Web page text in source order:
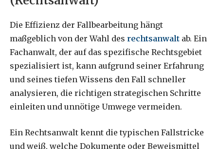
Die Effizienz der Fallbearbeitung hängt
maßgeblich von der Wahl des rechtsanwalt ab. Ein
Fachanwalt, der auf das spezifische Rechtsgebiet
spezialisiert ist, kann aufgrund seiner Erfahrung
und seines tiefen Wissens den Fall schneller
analysieren, die richtigen strategischen Schritte
einleiten und unnötige Umwege vermeiden.
Ein Rechtsanwalt kennt die typischen Fallstricke
und weiß, welche Dokumente oder Beweismittel